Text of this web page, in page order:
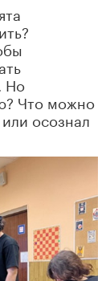
Но
Что можно
осознал